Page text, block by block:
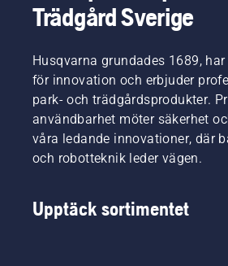
utgör de
vårt H-
Och de
ställer
otroligt
höga
krav på
sin
utrustning.
Trädgård Sverige
Husqvarna grundades 1689,
för innovation och erbjuder
park- och trädgårdsprodukter.
användbarhet möter säkerhet
våra ledande innovationer, där
och robotteknik leder vägen.
Upptäck sortimentet